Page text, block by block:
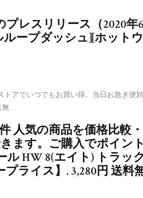
レスリリース（2020年6
ループダッシュ][ホットウ
トアでいつでもお買い得。当日お急ぎ便対
無 …
人気の商品を価格比較・
ます。ご購入でポイント
HW 8(エイト) トラック
ライス】. 3,280円 送料